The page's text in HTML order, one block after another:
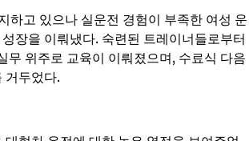
하고 있으나 실운전 경험이 부족한 여성 운
장을 이뤄냈다. 숙련된 트레이너들로부터
무 위주로 교육이 이뤄졌으며, 수료식 다음
거두었다.